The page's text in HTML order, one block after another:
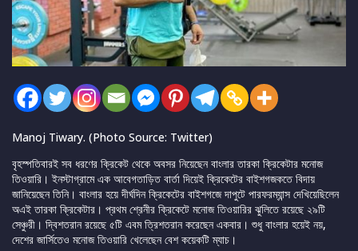
Manoj Tiwary. (Photo Source: Twitter)
বৃহস্পতিবারই সব ধরণের ক্রিকেট থেকে অবসর নিয়েছেন বাংলার তারকা ক্রিকেটার মনোজ
তিওয়ারি। ইনস্টাগ্রামে এক আবেগতাড়িত বার্তা দিয়েই ক্রিকেটের বাইশগজকতে বিদায়
জানিয়েছেন তিনি। বাংলার হয়ে দীর্ঘদিন ক্রিকেটের বাইশগজে দাপুটে পারফরম্যান্স দেখিয়েছিলেন
অএই তারকা ক্রিকেটার। প্রথম শ্রেনীর ক্রিকেটে মনোজ তিওয়ারির ঝুলিতে রয়েছে ২৯টি
সেঞ্চুরী। দ্বিশতরান রয়েছে ৫টি এবম ত্রিশতরান করেছেন একবার। শুধু বাংলার হয়েই নয়,
দেশের জার্সিতেও মনোজ তিওয়ারি খেলেছেন বেশ কয়েকটি ম্যাচ।